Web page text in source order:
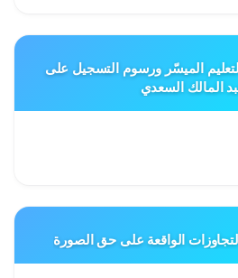
الميسّر ورسوم التسجيل على
المالك السعدي
الواقعة على حق الصورة